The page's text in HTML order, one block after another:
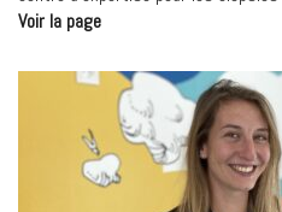
Voir la page« Innovation
des
biopsies
ciblées
de
la